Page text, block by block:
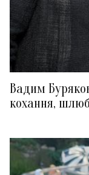
Вадим
кохання,